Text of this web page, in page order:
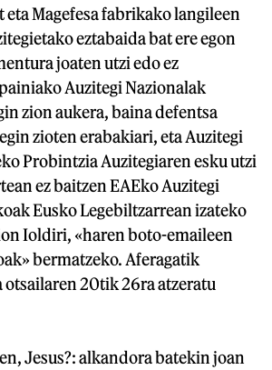
eta Magefesa fabrikako langileen
eztabaida bat ere egon
joaten utzi edo ez
Auzitegi Nazionalak
zion aukera, baina defentsa
zioten erabakiari, eta Auzitegi
Probintzia Auzitegiaren esku utzi
ez baitzen EAEko Auzitegi
Eusko Legebiltzarrean izateko
Ioldiri, «haren boto-emaileen
bermatzeko. Aferagatik
20tik 26ra atzeratu
Jesus?: alkandora batekin joan